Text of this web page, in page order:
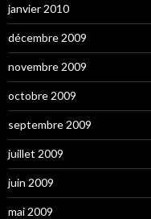
janvier 2010
décembre 2009
novembre 2009
octobre 2009
septembre 2009
juillet 2009
juin 2009
mai 2009